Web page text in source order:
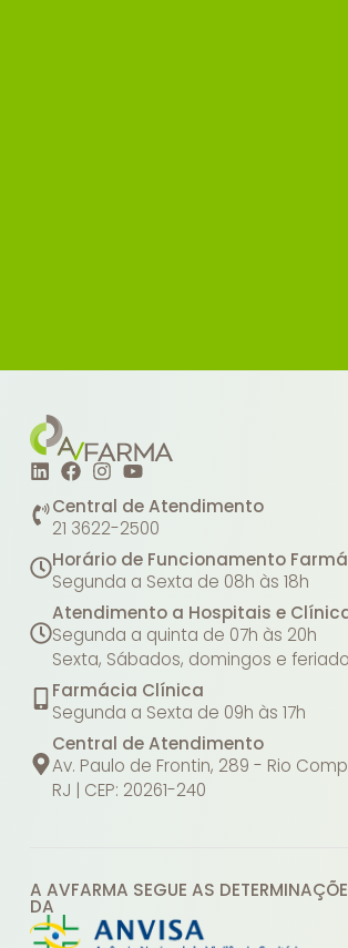
Central de Atendimento
21 3622-2500
Horário de Funcionamento
Segunda a Sexta de 08h às 18h
Atendimento a Hospitais e
Segunda a quinta de 07h às 20h
Sexta, Sábados, domingos e
Farmácia Clínica
Segunda a Sexta de 09h às 17h
Central de Atendimento
Av. Paulo de Frontin, 289 - Rio
RJ | CEP: 20261-240
A AVFARMA SEGUE AS
DA